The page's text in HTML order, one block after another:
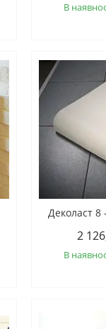
В
Деколаст 8
2
В